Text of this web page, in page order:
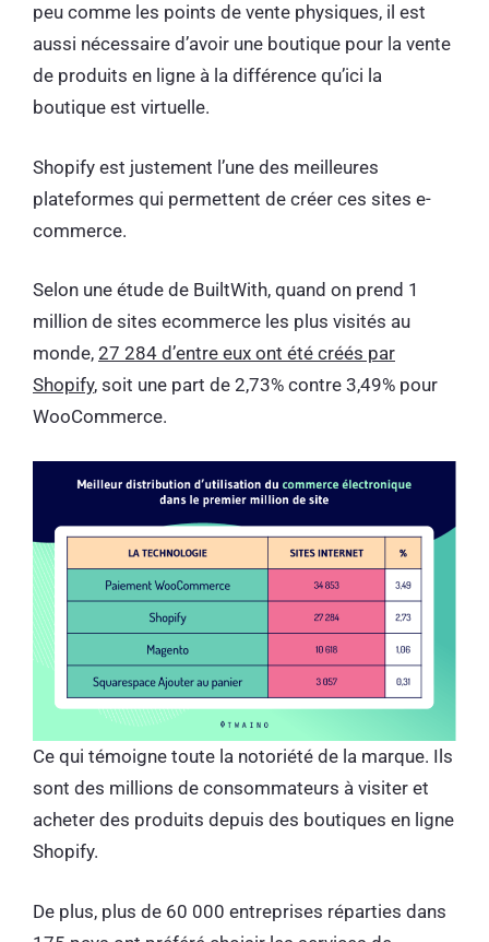
peu comme les points de vente physiques, il est
aussi nécessaire d’avoir une boutique pour la vente
de produits en ligne à la différence qu’ici la
boutique est virtuelle.
Shopify est justement l’une des meilleures
plateformes qui permettent de créer ces sites e-
commerce.
Selon une étude de BuiltWith, quand on prend 1
million de sites ecommerce les plus visités au
monde, 27 284 d’entre eux ont été créés par
Shopify, soit une part de 2,73% contre 3,49% pour
WooCommerce.
Ce qui témoigne toute la notoriété de la marque. Ils
sont des millions de consommateurs à visiter et
acheter des produits depuis des boutiques en ligne
Shopify.
De plus, plus de 60 000 entreprises réparties dans